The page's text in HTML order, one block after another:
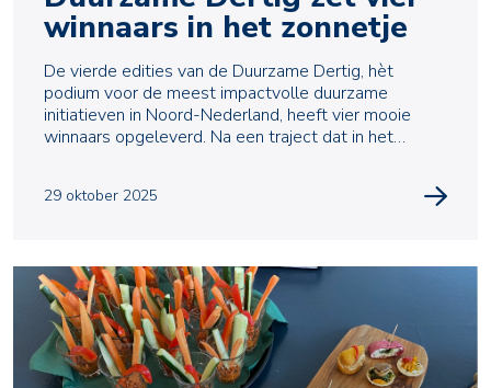
winnaars in het zonnetje
De vierde edities van de Duurzame Dertig, hèt
podium voor de meest impactvolle duurzame
initiatieven in Noord-Nederland, heeft vier mooie
winnaars opgeleverd. Na een traject dat in het
29 oktober 2025